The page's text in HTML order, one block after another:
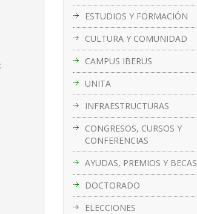
ESTUDIOS Y FORMACIÓN
CULTURA Y COMUNIDAD
CAMPUS IBERUS
UNITA
INFRAESTRUCTURAS
CONGRESOS, CURSOS Y
CONFERENCIAS
AYUDAS, PREMIOS Y BECAS
DOCTORADO
ELECCIONES